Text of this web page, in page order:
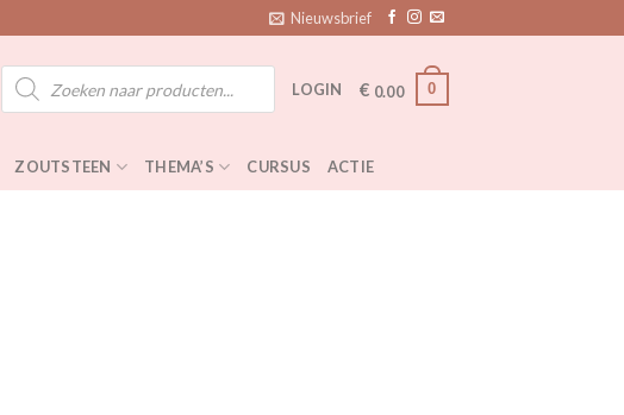
Nieuwsbrief
Producten
zoeken
LOGIN € 0.00 0
ZOUTSTEEN THEMA’S CURSUS ACTIE